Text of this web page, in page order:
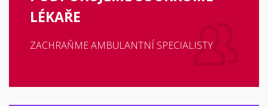
LÉKAŘE
ZACHRAŇME AMBULANTNÍ SPECIALISTY